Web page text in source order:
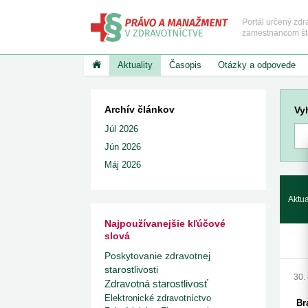
Portál určený
zamestnancom
Aktuality
Zobraziť
Úrad pre dohľad nad zdravotnou starostlivosťou
vydal právne stanovi...
9. 7. 2026
Pribudli nové pracoviská magnetickej rezonancie
Zvýhodnené alebo bezplatné vstupy do kultúrnych
inštitúcií pre viac...
1. 7. 2026
redakcia
Ministerstvo zdravotníctva zverejnilo zoznam liekov
úradne určeno...
1. 7. 2026
redakcia
Rezort zdravotníctva zverejnil zoznam
Časopis
PRÁVO A MANAŽMENT V
Otázky a odpovede
KATEGÓRIE
Základné a
starostlivosti,
Zdravotné a
30.
Archív článkov
Júl 2026
Jún 2026
Máj 2026
Najpoužívanejšie kľúčové
slová
Poskytovanie zdravotnej
starostlivosti
Zdravotná starostlivosť
Elektronické zdravotníctvo